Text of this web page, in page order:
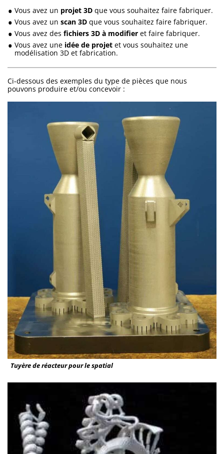
Vous avez un projet 3D que vous souhaitez faire fabriquer.
Vous avez un scan 3D que vous souhaitez faire fabriquer.
Vous avez des fichiers 3D à modifier et faire fabriquer.
Vous avez une idée de projet et vous souhaitez une
modélisation 3D et fabrication.
Ci-dessous des exemples du type de pièces que nous
pouvons produire et/ou concevoir :
Tuyère de réacteur pour le spatial